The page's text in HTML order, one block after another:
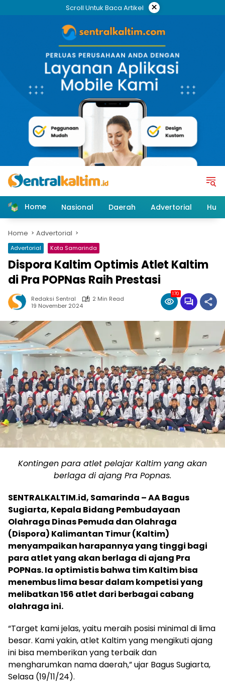
Scroll Untuk Baca Artikel ×
Home Nasional Daerah Advertorial
Home Advertorial
Advertorial Kota Samarinda
Dispora Kaltim Optimis Atlet Kaltim
di Pra POPNas Raih Prestasi
Redaksi Sentral
2 Min Read
19 November 2024
170
Kontingen para atlet pelajar Kaltim yang akan
berlaga di ajang Pra Popnas.
SENTRALKALTIM.id, Samarinda – AA Bagus
Sugiarta, Kepala Bidang Pembudayaan
Olahraga Dinas Pemuda dan Olahraga
(Dispora) Kalimantan Timur (Kaltim)
menyampaikan harapannya yang tinggi bagi
para atlet yang akan berlaga di ajang Pra
POPNas. Ia optimistis bahwa tim Kaltim bisa
menembus lima besar dalam kompetisi yang
melibatkan 156 atlet dari berbagai cabang
olahraga ini.
“Target kami jelas, yaitu meraih posisi minimal di lima
besar. Kami yakin, atlet Kaltim yang mengikuti ajang
ini bisa memberikan yang terbaik dan
mengharumkan nama daerah,” ujar Bagus Sugiarta,
Selasa (19/11/24).